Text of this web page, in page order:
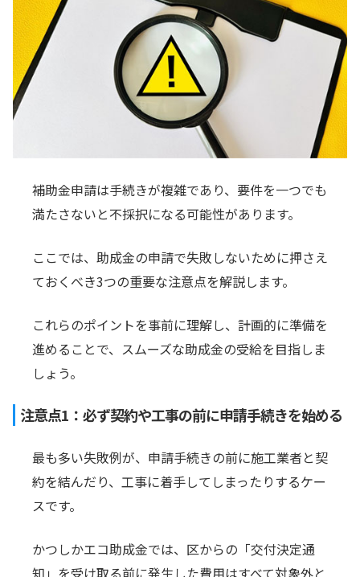
補助金申請は手続きが複雑であり、要件を一つでも
満たさないと不採択になる可能性があります。
ここでは、助成金の申請で失敗しないために押さえ
ておくべき3つの重要な注意点を解説します。
これらのポイントを事前に理解し、計画的に準備を
進めることで、スムーズな助成金の受給を目指しま
しょう。
注意点1：必ず契約や工事の前に申請手続きを始める
最も多い失敗例が、申請手続きの前に施工業者と契
約を結んだり、工事に着手してしまったりするケー
スです。
かつしかエコ助成金では、区からの「交付決定通
知」を受け取る前に発生した費用はすべて対象外と